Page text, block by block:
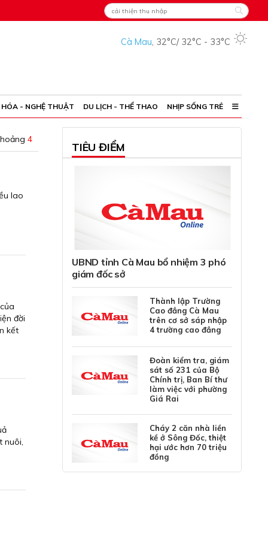
Cà Mau, 32°C/ 32°C - 33°C
- NGHỆ THUẬT DU LỊCH - THỂ THAO NHỊP SỐNG TRẺ
4
lao
đời
kết
nuôi,
TIÊU ĐIỂM
UBND tỉnh Cà Mau bổ nhiệm 3 phó
giám đốc sở
Thành lập Trường
Cao đẳng Cà Mau
trên cơ sở sáp nhập
4 trường cao đẳng
Đoàn kiểm tra, giám
sát số 231 của Bộ
Chính trị, Ban Bí thư
làm việc với phường
Giá Rai
Cháy 2 căn nhà liền
kề ở Sông Đốc, thiệt
hại ước hơn 70 triệu
đồng